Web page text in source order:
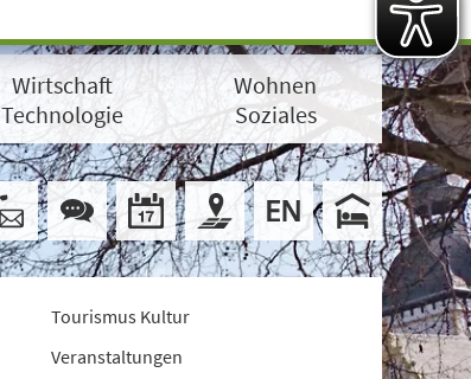
Wirtschaft
Technologie
Wohnen
Soziales
Tourismus Kultur
Veranstaltungen